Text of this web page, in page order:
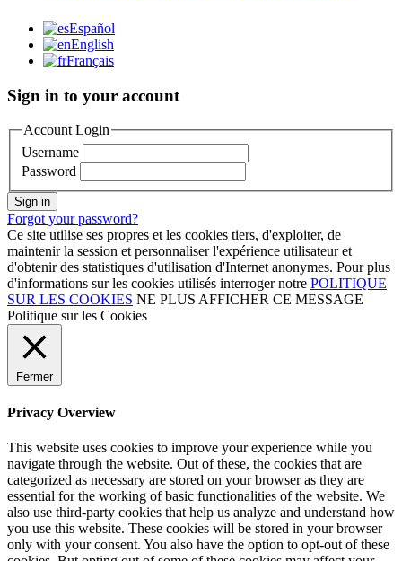
Español
English
Français
Sign in to your account
Account Login
Username
Password
Sign in
Forgot your password?
Ce site utilise ses propres et les cookies tiers, d'exploiter, de
maintenir la session et personnaliser l'expérience utilisateur et
d'obtenir des statistiques d'utilisation d'Internet anonymes. Pour plus
d'informations sur les cookies utilisés interroger notre POLITIQUE
SUR LES COOKIES NE PLUS AFFICHER CE MESSAGE
Politique sur les Cookies
Fermer
Privacy Overview
This website uses cookies to improve your experience while you
navigate through the website. Out of these, the cookies that are
categorized as necessary are stored on your browser as they are
essential for the working of basic functionalities of the website. We
also use third-party cookies that help us analyze and understand how
you use this website. These cookies will be stored in your browser
only with your consent. You also have the option to opt-out of these